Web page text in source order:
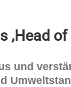
,Head
und